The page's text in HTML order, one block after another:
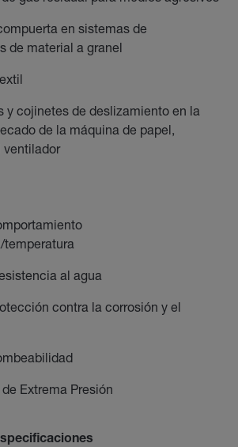
en sistemas de
de material a granel
y cojinetes de deslizamiento en la
de la máquina de papel,
ventilador
al agua
contra la corrosión y el
Extrema Presión